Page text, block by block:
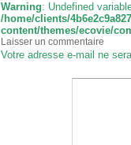
Warning: Undefined
/home/clients/
content/themes/ecovie/
Laisser un commentaire
Votre adresse e-mail ne